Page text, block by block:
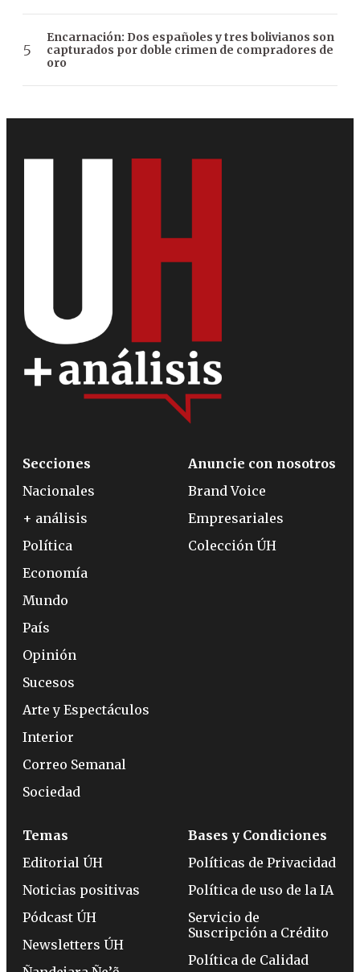
Encarnación: Dos españoles y tres bolivianos son
capturados por doble crimen de compradores de
oro
Secciones
Nacionales
+ análisis
Política
Economía
Mundo
País
Opinión
Sucesos
Arte y Espectáculos
Interior
Correo Semanal
Sociedad
Anuncie con nosotros
Brand Voice
Empresariales
Colección ÚH
Temas
Editorial ÚH
Noticias positivas
Pódcast ÚH
Newsletters ÚH
Bases y Condiciones
Políticas de Privacidad
Política de uso de la IA
Servicio de
Suscripción a Crédito
Política de Calidad